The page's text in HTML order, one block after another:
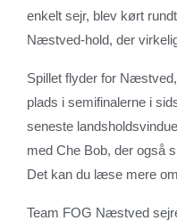
enkelt sejr, blev kørt
Næstved-hold, der
Spillet flyder for
plads i semifinalerne i
seneste
med Che Bob, der også
Det kan du læse mere om
Team FOG Næstved